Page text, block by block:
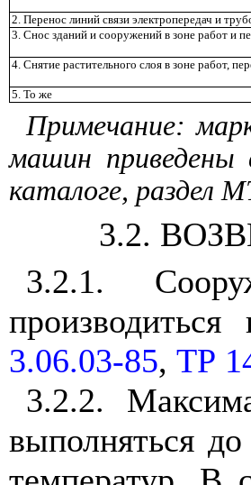
2. Перенос линий связи электропередач и
3. Снос зданий и сооружений в зоне работ и
4. Снятие растительного слоя в зоне работ,
5. То же
Примечание:
машин приведены
каталоге, раздел
3.2.
3.2.1.
3.06.03-85, ТР
3.2.2.
выполняться